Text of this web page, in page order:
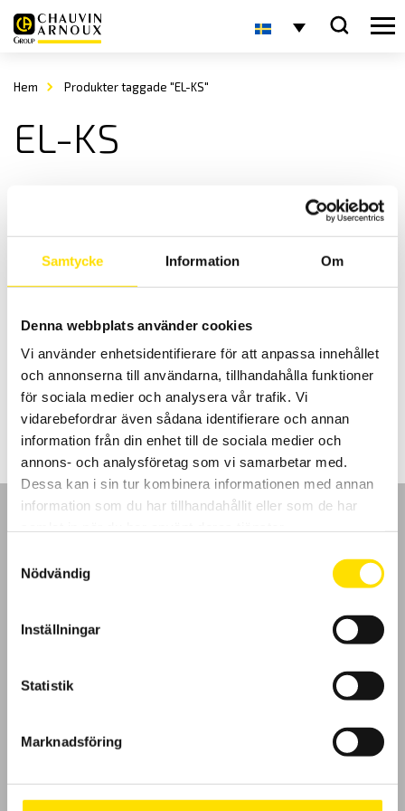
Samtycke Information Om
Denna webbplats använder cookies
Vi använder enhetsidentifierare för att anpassa innehållet
och annonserna till användarna, tillhandahålla funktioner
för sociala medier och analysera vår trafik. Vi
vidarebefordrar även sådana identifierare och annan
information från din enhet till de sociala medier och
annons- och analysföretag som vi samarbetar med.
Dessa kan i sin tur kombinera informationen med annan
information som du har tillhandahållit eller som de har
Nödvändig
Inställningar
Statistik
Marknadsföring
Hem Produkter taggade "EL-KS"
EL-KS
ETL Jordkabel EL-KS
Jordkabel EL-KS för säker testning vid högspänningsprov.
LÄS MER